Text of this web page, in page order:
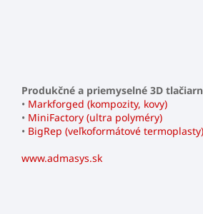
Produkčné a priemyselné 3D
• Markforged (kompozity, kovy)
• MiniFactory (ultra polyméry)
• BigRep (veľkoformátové termoplasty)
www.admasys.sk